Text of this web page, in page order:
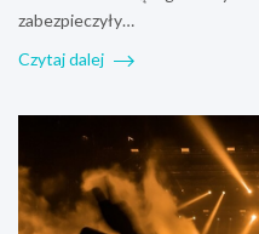
zabezpieczyły…
Czytaj dalej